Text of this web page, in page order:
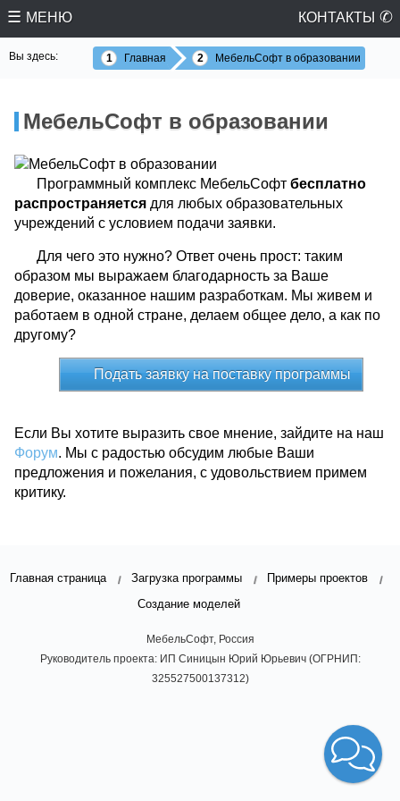
МЕНЮ КОНТАКТЫ
Вы здесь: Главная МебельСофт в образовании
МебельСофт в образовании
Программный комплекс МебельСофт бесплатно
распространяется для любых образовательных
учреждений с условием подачи заявки.
Для чего это нужно? Ответ очень прост: таким
образом мы выражаем благодарность за Ваше
доверие, оказанное нашим разработкам. Мы живем и
работаем в одной стране, делаем общее дело, а как по
другому?
Подать заявку на поставку программы
Если Вы хотите выразить свое мнение, зайдите на наш
Форум. Мы с радостью обсудим любые Ваши
предложения и пожелания, с удовольствием примем
критику.
Главная страница Загрузка программы
Примеры проектов
Создание моделей
МебельСофт, Россия
Руководитель проекта: ИП Синицын Юрий Юрьевич (ОГРНИП:
325527500137312)